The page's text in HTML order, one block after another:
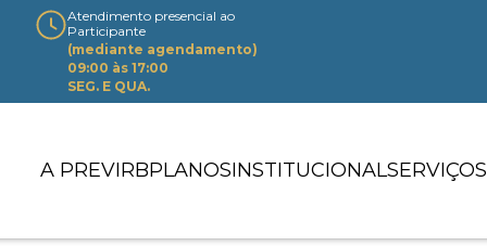
Atendimento presencial ao
Participante
(mediante agendamento)
09:00 às 17:00
SEG. E QUA.
A PREVIRBPLANOSINSTITUCIONALSERVIÇOS